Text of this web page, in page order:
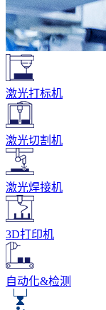
激光打标机
激光切割机
激光焊接机
3D打印机
自动化&检测